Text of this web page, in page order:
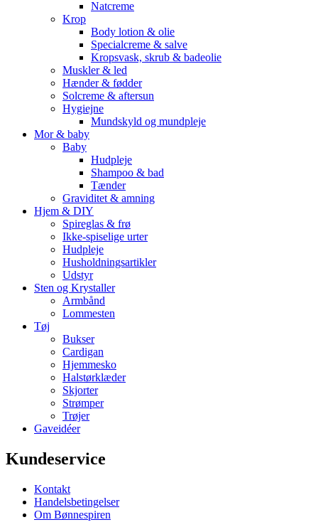
Natcreme
Krop
Body lotion & olie
Specialcreme & salve
Kropsvask, skrub & badeolie
Muskler & led
Hænder & fødder
Solcreme & aftersun
Hygiejne
Mundskyld og mundpleje
Mor & baby
Baby
Hudpleje
Shampoo & bad
Tænder
Graviditet & amning
Hjem & DIY
Spireglas & frø
Ikke-spiselige urter
Hudpleje
Husholdningsartikler
Udstyr
Sten og Krystaller
Armbånd
Lommesten
Tøj
Bukser
Cardigan
Hjemmesko
Halstørklæder
Skjorter
Strømper
Trøjer
Gaveidéer
Kundeservice
Kontakt
Handelsbetingelser
Om Bønnespiren